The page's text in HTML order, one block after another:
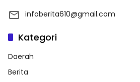
infoberita610@gmail.com
Kategori
Daerah
Berita